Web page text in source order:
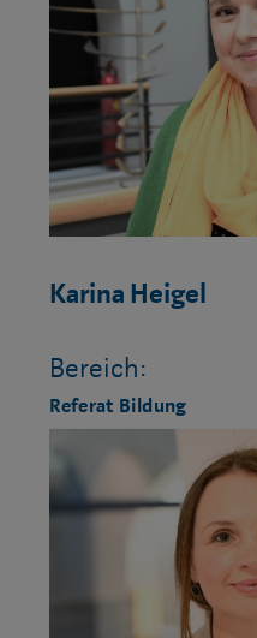
Karina Heigel
Bereich:
Referat Bildung